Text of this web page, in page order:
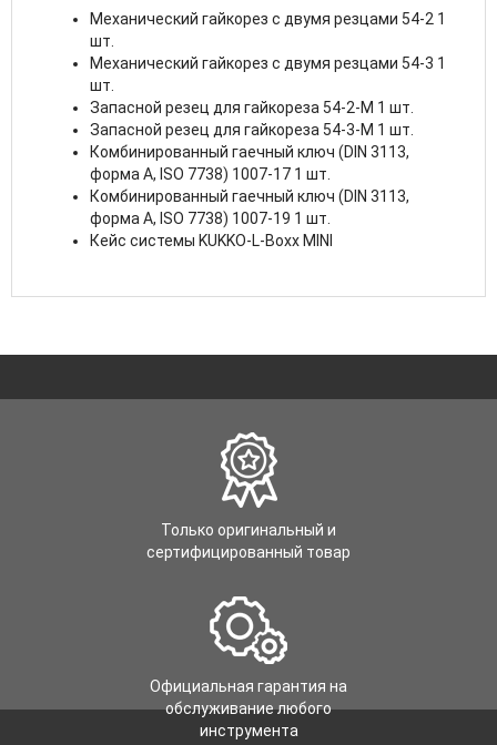
Механический гайкорез с двумя резцами 54-2 1
шт.
Механический гайкорез с двумя резцами 54-3 1
шт.
Запасной резец для гайкореза 54-2-M 1 шт.
Запасной резец для гайкореза 54-3-M 1 шт.
Комбинированный гаечный ключ (DIN 3113,
форма A, ISO 7738) 1007-17 1 шт.
Комбинированный гаечный ключ (DIN 3113,
форма A, ISO 7738) 1007-19 1 шт.
Кейс системы KUKKO-L-Boxx MINI
Только оригинальный и
сертифицированный товар
Официальная гарантия на
обслуживание любого
инструмента